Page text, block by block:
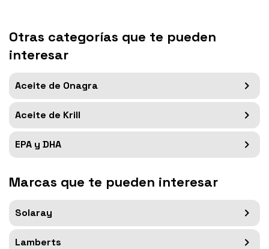
Otras categorías que te pueden
interesar
Aceite de Onagra
Aceite de Krill
EPA y DHA
Marcas que te pueden interesar
Solaray
Lamberts